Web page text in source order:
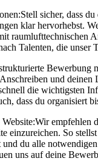
Stell sicher, dass
klar hervorhebst.
raumlufttechnischen
Talenten, die unser
Bewerbung
und deinen
die wichtigsten
dass du organisiert
Wir empfehlen
einzureichen. So
und du alle
uns auf deine